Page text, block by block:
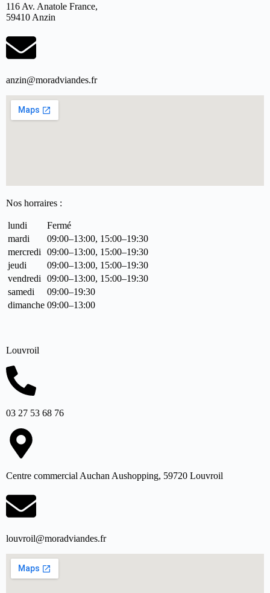
116 Av. Anatole France,
59410 Anzin
anzin@moradviandes.fr
Nos horraires :
lundi
Fermé
mardi
09:00–13:00, 15:00–19:30
mercredi
09:00–13:00, 15:00–19:30
jeudi
09:00–13:00, 15:00–19:30
vendredi
09:00–13:00, 15:00–19:30
samedi
09:00–19:30
dimanche 09:00–13:00
Louvroil
03 27 53 68 76
Centre commercial Auchan Aushopping, 59720 Louvroil
louvroil@moradviandes.fr